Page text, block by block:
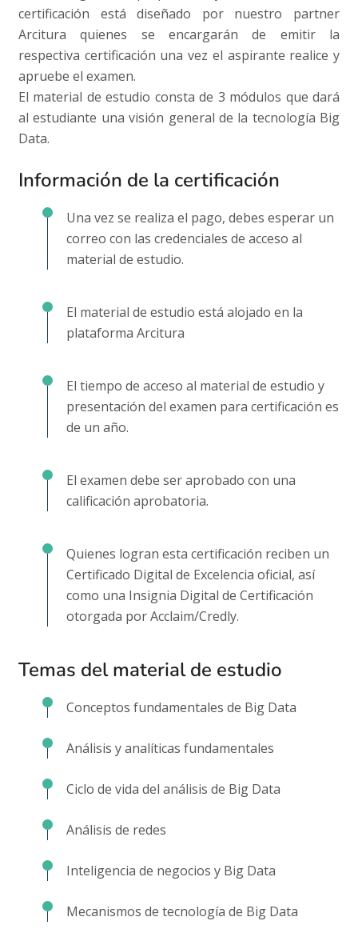
certificación está diseñado por nuestro partner
Arcitura quienes se encargarán de emitir la
respectiva certificación una vez el aspirante realice y
apruebe el examen.
El material de estudio consta de 3 módulos que dará
al estudiante una visión general de la tecnología Big
Data.
Información de la certificación
Una vez se realiza el pago, debes esperar un
correo con las credenciales de acceso al
material de estudio.
El material de estudio está alojado en la
plataforma Arcitura
El tiempo de acceso al material de estudio y
presentación del examen para certificación es
de un año.
El examen debe ser aprobado con una
calificación aprobatoria.
Quienes logran esta certificación reciben un
Certificado Digital de Excelencia oficial, así
como una Insignia Digital de Certificación
otorgada por Acclaim/Credly.
Temas del material de estudio
Conceptos fundamentales de Big Data
Análisis y analíticas fundamentales
Ciclo de vida del análisis de Big Data
Análisis de redes
Inteligencia de negocios y Big Data
Mecanismos de tecnología de Big Data